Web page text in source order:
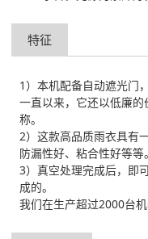
特征
1）本机配备自动遮光门
一直以来，它还以低廉
称。
2）这款高品质雨衣具有
防漏性好、粘合性好等等。
3）真空处理完成后，即
成的。
我们在生产超过2000台